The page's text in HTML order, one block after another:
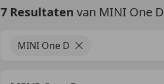
7 Resultaten van MINI One D
MINI One D